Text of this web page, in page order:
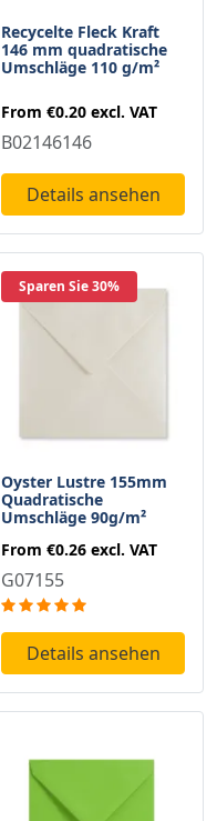
Recycelte Fleck Kraft
146 mm quadratische
Umschläge 110 g/m²
From €0.20 excl. VAT
B02146146
Details ansehen
Sparen Sie 30%
Oyster Lustre 155mm
Quadratische
Umschläge 90g/m²
From €0.26 excl. VAT
G07155
Details ansehen